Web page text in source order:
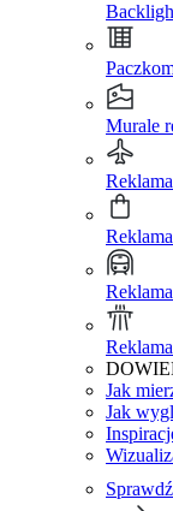
Murale
Jak
Jak